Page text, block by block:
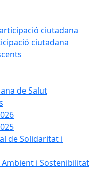
ciutadana
ciutadana
de Salut
de Solidaritat i
Ambient i Sostenibilitat